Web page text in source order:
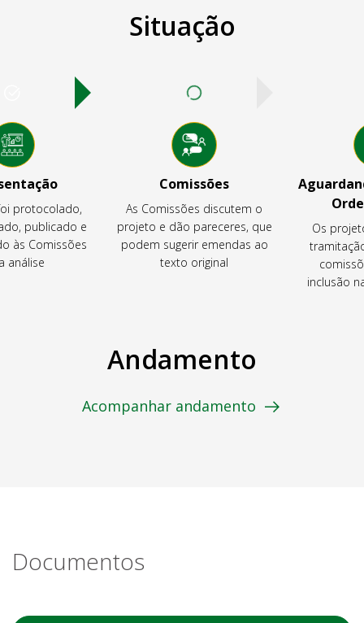
Situação
protocolado,
publicado e
às Comissões
análise
Comissões
As Comissões discutem o
projeto e dão pareceres, que
podem sugerir emendas ao
texto original
Os
inclusão
Andamento
Acompanhar andamento
Documentos